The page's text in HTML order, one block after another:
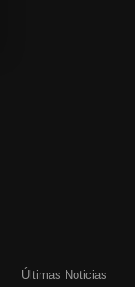
Últimas Noticias